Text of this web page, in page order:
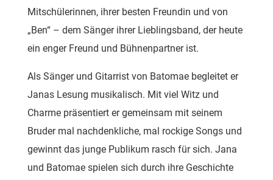
Mitschülerinnen, ihrer besten Freundin und von
„Ben“ – dem Sänger ihrer Lieblingsband, der heute
ein enger Freund und Bühnenpartner ist.
Als Sänger und Gitarrist von Batomae begleitet er
Janas Lesung musikalisch. Mit viel Witz und
Charme präsentiert er gemeinsam mit seinem
Bruder mal nachdenkliche, mal rockige Songs und
gewinnt das junge Publikum rasch für sich. Jana
und Batomae spielen sich durch ihre Geschichte